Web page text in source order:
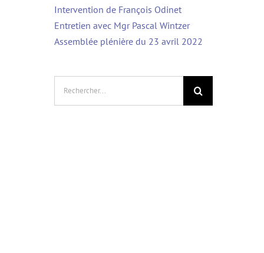
Intervention de François Odinet
Entretien avec Mgr Pascal Wintzer
Assemblée plénière du 23 avril 2022